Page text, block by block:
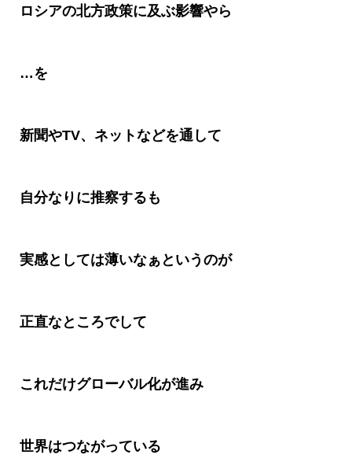
ロシアの北方政策に及ぶ影響やら
…を
新聞やTV、ネットなどを通して
自分なりに推察するも
実感としては薄いなぁというのが
正直なところでして
これだけグローバル化が進み
世界はつながっている